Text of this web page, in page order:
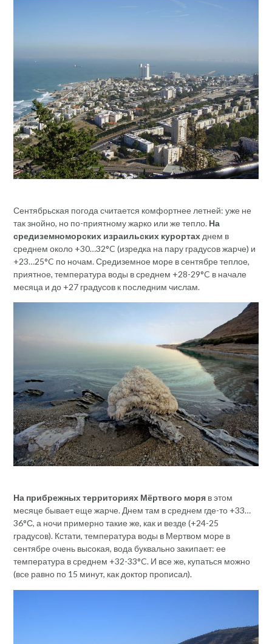
Сентябрьская погода считается комфортнее летней: уже не
так знойно, но по-приятному жарко или же тепло. На
средиземноморских израильских курортах днем в
среднем около +30…32°C (изредка на пару градусов жарче) и
+23…25°C по ночам. Средиземное море в сентябре теплое,
приятное, температура воды в среднем +28-29°C в начале
месяца и до +27 градусов к последним числам.
На прибрежных территориях Мёртвого моря в этом
месяце бывает еще жарче. Днем там в среднем где-то +33…
36°С, а ночи примерно такие же, как и везде (+24-25
градусов). Кстати, температура воды в Мертвом море в
сентябре очень высокая, вода буквально закипает: ее
температура в среднем +32-33°C. И все же, купаться можно
(все равно по 15 минут, как доктор прописал).